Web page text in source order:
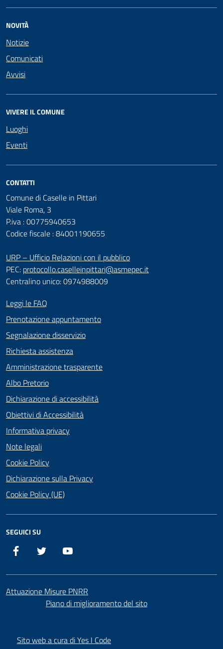
NOVITÀ
Notizie
Comunicati
Avvisi
VIVERE IL COMUNE
Luoghi
Eventi
CONTATTI
Comune di Caselle in Pittari
Viale Roma, 3
P.iva : 00775940653
Codice fiscale : 84001190655
URP – Ufficio Relazioni con il pubblico
PEC: protocollo.caselleinpittari@asmepec.it
Centralino unico: 0974988009
Leggi le FAQ
Prenotazione appuntamento
Segnalazione disservizio
Richiesta assistenza
Amministrazione trasparente
Albo Pretorio
Dichiarazione di accessibilità
Obiettivi di Accessibilità
Informativa privacy
Note legali
Cookie Policy
Dichiarazione sulla Privacy
Cookie Policy (UE)
SEGUICI SU
Facebook Twitter
Attuazione Misure PNRR
Piano di miglioramento del sito
Sito web a cura di Yes I Code